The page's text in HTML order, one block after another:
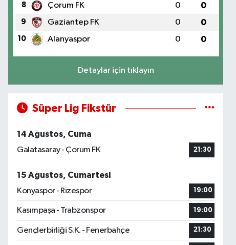
8 Çorum FK 0 0
9 Gaziantep FK 0 0
10 Alanyaspor 0 0
Detaylar için tıklayın
Süper Lig Fikstür
14 Ağustos, Cuma
Galatasaray - Çorum FK
21:30
15 Ağustos, Cumartesi
Konyaspor - Rizespor
19:00
Kasımpaşa - Trabzonspor 19:00
Gençlerbirliği S.K. - Fenerbahçe 21:30